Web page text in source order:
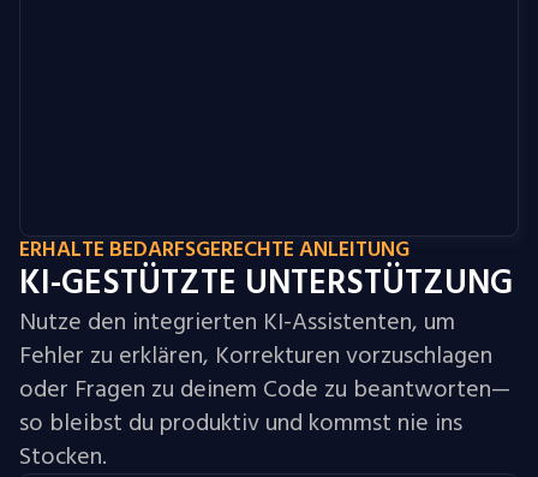
ERHALTE BEDARFSGERECHTE ANLEITUNG
KI-GESTÜTZTE UNTERSTÜTZUNG
Nutze den integrierten KI-Assistenten, um
Fehler zu erklären, Korrekturen vorzuschlagen
oder Fragen zu deinem Code zu beantworten—
so bleibst du produktiv und kommst nie ins
Stocken.